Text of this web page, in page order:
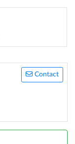
Contact